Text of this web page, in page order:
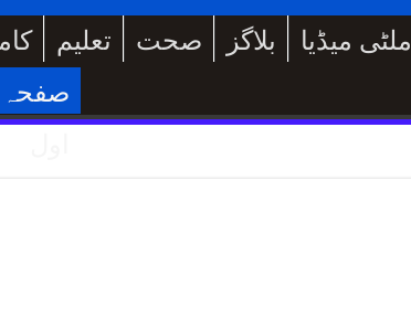
تعلیم صحت بلاگز ملٹی میڈیا
صفحہ